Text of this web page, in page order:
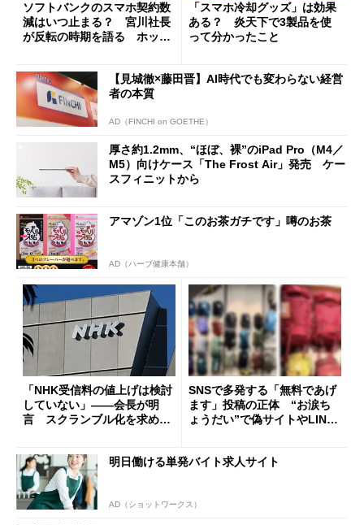
ソフトバンクのスマホ契約数
減はいつ止まる？ 宮川社長
が反転の時期を語る ホッピ
「スマホ冷却グッズ」は効果
ある？ 炎天下で3製品を使
って分かったこと
【見城徹×藤田晋】AI時代でも変わらない経営
者の本質
AD（FINCHI on GOETHE）
厚さ約1.2mm、“ほぼ、裸”のiPad Pro（M4／
M5）向けケース「The Frost Air」発売 ケー
スフィニットから
アマゾン1位「このお茶ガチです」噂のお茶
AD（ハーブ健康本舗）
「NHK受信料の値上げは検討
していない」――会長が明
言 スクランブル化を求める
SNSで多発する「無料であげ
ます」投稿の正体 “お涙ち
ょうだい”で偽サイトやLINE
明日働ける単発バイト求人サイト
AD（ショットワークス）